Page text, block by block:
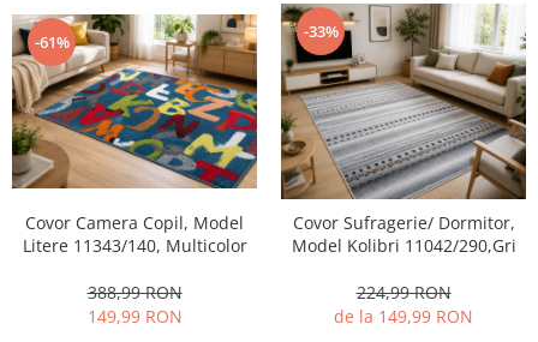
-61%
Covor Camera Copil, Model
Litere 11343/140, Multicolor
388,99 RON
149,99 RON
-33%
Covor Sufragerie/ Dormitor,
Model Kolibri 11042/290,Gri
224,99 RON
de la 149,99 RON